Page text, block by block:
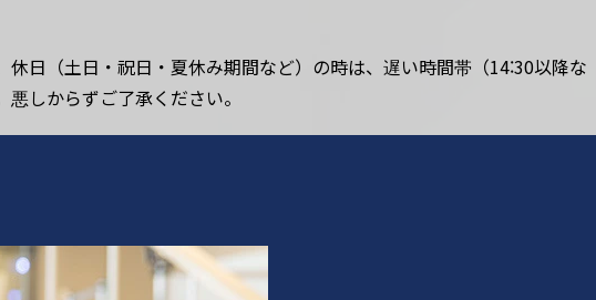
日（土日・祝日・夏休み期間など）の時は、遅い時間帯（14:30以降な
しからずご了承ください。